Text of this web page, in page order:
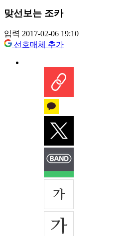
맞선보는 조카
입력 2017-02-06 19:10
선호매체 추가